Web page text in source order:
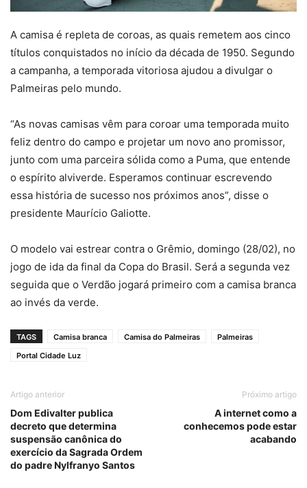
A camisa é repleta de coroas, as quais remetem aos cinco
títulos conquistados no início da década de 1950. Segundo
a campanha, a temporada vitoriosa ajudou a divulgar o
Palmeiras pelo mundo.
“As novas camisas vêm para coroar uma temporada muito
feliz dentro do campo e projetar um novo ano promissor,
junto com uma parceira sólida como a Puma, que entende
o espírito alviverde. Esperamos continuar escrevendo
essa história de sucesso nos próximos anos”, disse o
presidente Maurício Galiotte.
O modelo vai estrear contra o Grêmio, domingo (28/02), no
jogo de ida da final da Copa do Brasil. Será a segunda vez
seguida que o Verdão jogará primeiro com a camisa branca
ao invés da verde.
TAGS Camisa branca Camisa do Palmeiras
Palmeiras
Portal Cidade Luz
Artigo anterior
Dom Edivalter publica
decreto que determina
suspensão canônica do
exercício da Sagrada Ordem
do padre Nylfranyo Santos
Próximo artigo
A internet como a
conhecemos pode estar
acabando